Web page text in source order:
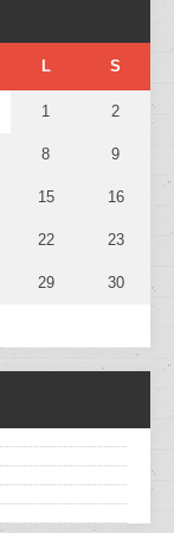
L S
1 2
8 9
15 16
22 23
29 30